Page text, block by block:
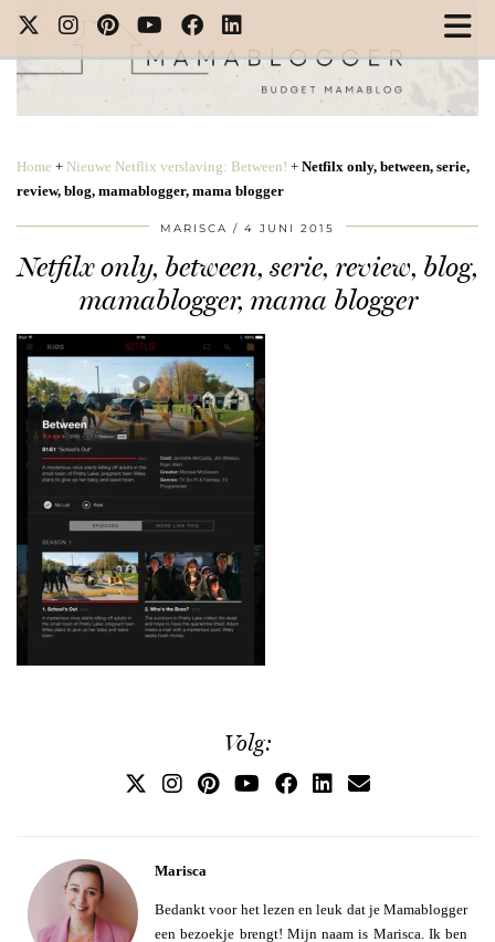
Home + Nieuwe Netflix verslaving: Between! + Netfilx only, between, serie,
review, blog, mamablogger, mama blogger
MARISCA 4 JUNI 2015
Netfilx only, between, serie, review, blog,
mamablogger, mama blogger
Volg:
Marisca
Bedankt voor het lezen en leuk dat je Mamablogger
een bezoekje brengt! Mijn naam is Marisca. Ik ben